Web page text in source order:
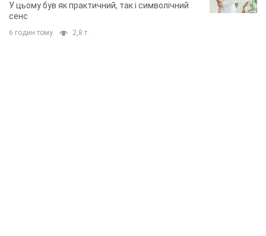
У цьому був як практичний, так і символічний
сенс
6 годин тому 2,8 т.